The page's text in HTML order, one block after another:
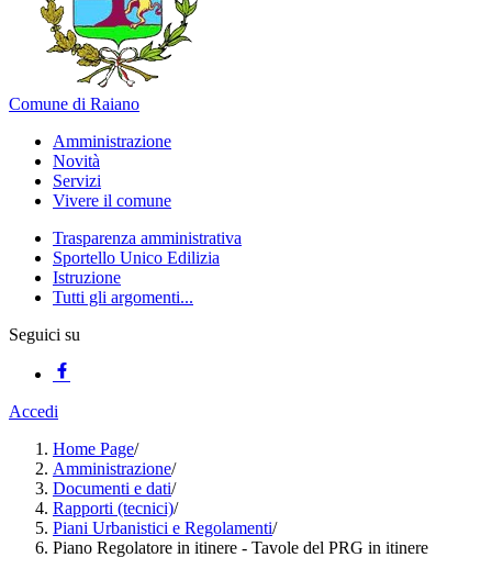
Comune di Raiano
Amministrazione
Novità
Servizi
Vivere il comune
Trasparenza amministrativa
Sportello Unico Edilizia
Istruzione
Tutti gli argomenti...
Seguici su
Accedi
Home Page/
Amministrazione/
Documenti e dati/
Rapporti (tecnici)/
Piani Urbanistici e Regolamenti/
Piano Regolatore in itinere - Tavole del PRG in itinere